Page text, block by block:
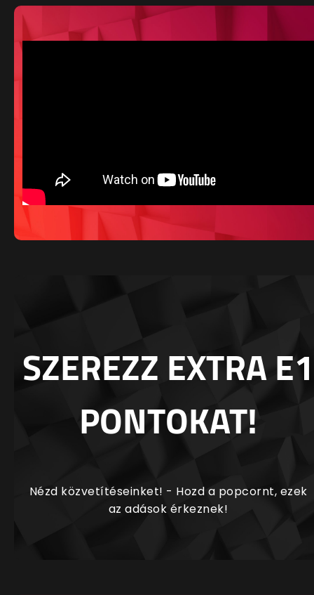
SZEREZZ EXTRA E1
PONTOKAT!
Nézd közvetítéseinket! - Hozd a popcornt, ezek
az adások érkeznek!